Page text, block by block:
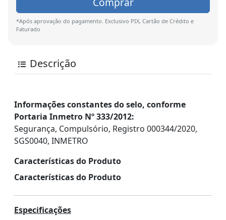
*Após aprovação do pagamento. Exclusivo PIX, Cartão de Crédito e
Faturado
Descrição
Informações constantes do selo, conforme
Portaria Inmetro Nº 333/2012:
Segurança, Compulsório, Registro 000344/2020,
SGS0040, INMETRO
Características do Produto
Características do Produto
Especificações